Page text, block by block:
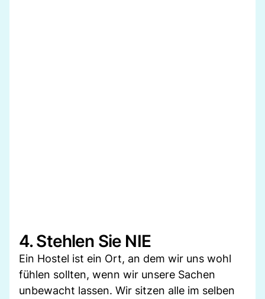
4. Stehlen Sie NIE
Ein Hostel ist ein Ort, an dem wir uns wohl
fühlen sollten, wenn wir unsere Sachen
unbewacht lassen. Wir sitzen alle im selben